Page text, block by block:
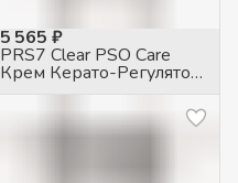
5 565 ₽
PRS7 Clear PSO Care
Крем Керато-Регулятор
при псориазе, 50мл